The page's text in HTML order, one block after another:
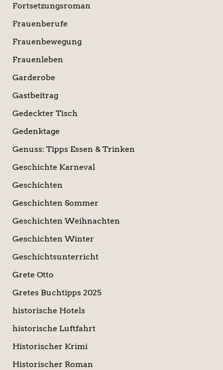
Fortsetzungsroman
Frauenberufe
Frauenbewegung
Frauenleben
Garderobe
Gastbeitrag
Gedeckter Tisch
Gedenktage
Genuss: Tipps Essen & Trinken
Geschichte Karneval
Geschichten
Geschichten Sommer
Geschichten Weihnachten
Geschichten Winter
Geschichtsunterricht
Grete Otto
Gretes Buchtipps 2025
historische Hotels
historische Luftfahrt
Historischer Krimi
Historischer Roman